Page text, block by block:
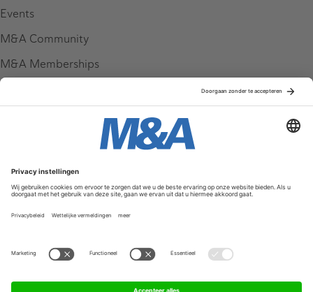
Events
M&A Community
M&A Memberships
Service & Contact
Contact
FAQ
Werken bij ons